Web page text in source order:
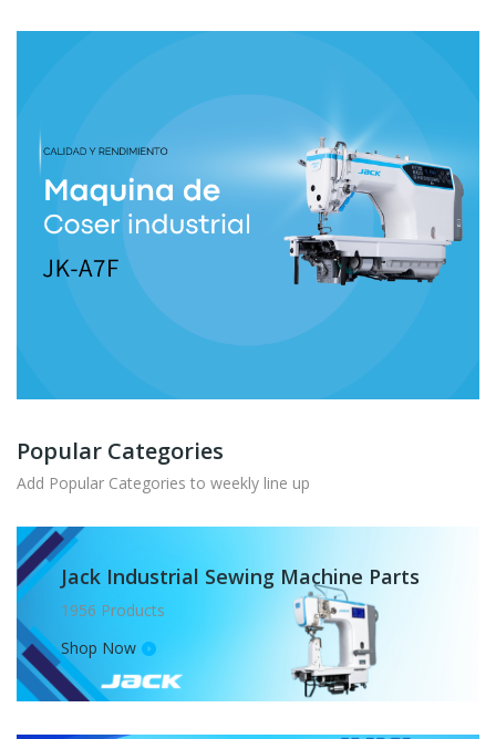
Popular Categories
Add Popular Categories to weekly line up
Jack Industrial Sewing Machine Parts
1956 Products
Shop Now